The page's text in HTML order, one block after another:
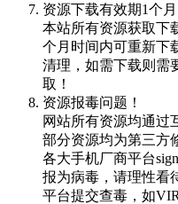
资源下载有效期1个月
本站所有资源获取下
个月时间内可重新下
清理，如需下载则需
取！
资源报毒问题！
网站所有资源均通过
部分资源均为第三方
各大手机厂商平台
报为病毒，请理性看
平台提交查毒，如